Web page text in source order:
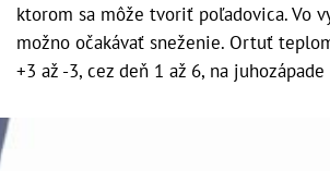
ktorom sa môže tvoriť poľadovica. Vo
možno očakávať sneženie. Ortuť
+3 až -3, cez deň 1 až 6, na